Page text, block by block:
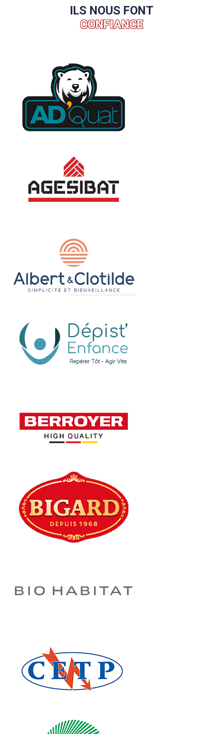
ILS NOUS FONT
CONFIANCE